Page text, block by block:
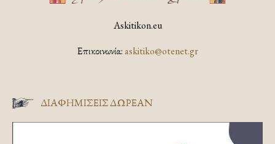
Askitikon.eu
Επικοινωνία:askitiko@otenet.gr
ΔΙΑΦΗΜΊΣΕΙΣ ΔΩΡΕΆΝ